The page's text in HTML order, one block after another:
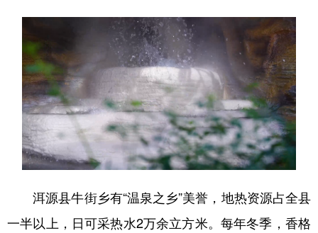
洱源县牛街乡有“温泉之乡”美誉，地热资源占全县
一半以上，日可采热水2万余立方米。每年冬季，香格